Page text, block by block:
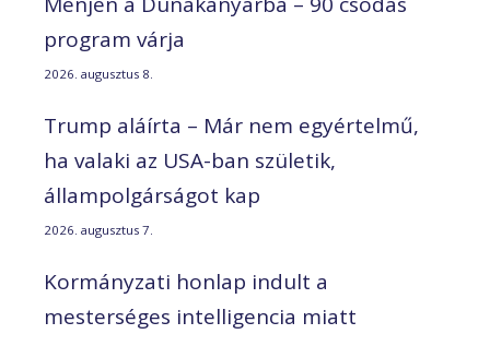
program várja
2026. augusztus 8.
Trump aláírta – Már nem egyértelmű,
ha valaki az USA-ban születik,
állampolgárságot kap
2026. augusztus 7.
Kormányzati honlap indult a
mesterséges intelligencia miatt